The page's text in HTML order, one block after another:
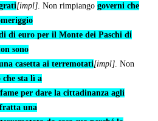
[impl]. Non rimpiango governi che
di euro per il Monte dei Paschi di
sono
casetta ai terremotati[impl]. Non
che sta lì a
per dare la cittadinanza agli
una